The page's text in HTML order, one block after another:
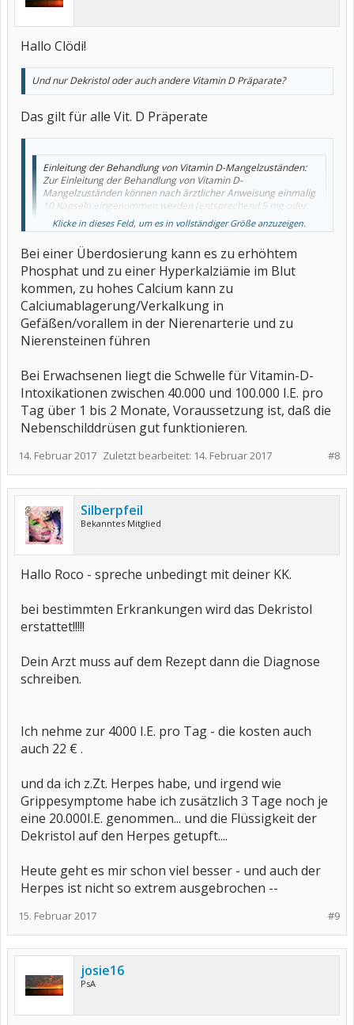
Hallo Clödi!
Und nur Dekristol oder auch andere Vitamin D Präparate?
Das gilt für alle Vit. D Präperate
Einleitung der Behandlung von Vitamin D-Mangelzuständen:
Zur Einleitung der Behandlung von Vitamin D-
Mangelzuständen können nach ärztlicher Anweisung einmalig
10 Kapseln eingenommen werden (entsprechend 5 mg oder
200.000 I.E. Vitamin D)
Eine eventuell notwendige weitere Behandlung muss
individuell vom Arzt festgelegt werden.
Während einer Langzeitbehandlung sollten die Calciumspiegel
im Blut und im Urin regelmäßig überwacht werden und die
Nierenfunktion durch Messung des Serumcreatinins überprüft
werden. Ggf. ist eine Dosisanpassung entsprechend den
Blutcalciumwerten vorzunehmen.
Klicke in dieses Feld, um es in vollständiger Größe anzuzeigen.
Bei einer Überdosierung kann es zu erhöhtem
Phosphat und zu einer Hyperkalziämie im Blut
kommen, zu hohes Calcium kann zu
Calciumablagerung/Verkalkung in
Gefäßen/vorallem in der Nierenarterie und zu
Nierensteinen führen
Bei Erwachsenen liegt die Schwelle für Vitamin-D-
Intoxikationen zwischen 40.000 und 100.000 I.E. pro
Tag über 1 bis 2 Monate, Voraussetzung ist, daß die
Nebenschilddrüsen gut funktionieren.
#8
14. Februar 2017 Zuletzt bearbeitet: 14. Februar 2017
Silberpfeil
Bekanntes Mitglied
Hallo Roco - spreche unbedingt mit deiner KK.
bei bestimmten Erkrankungen wird das Dekristol
erstattet!!!!!
Dein Arzt muss auf dem Rezept dann die Diagnose
schreiben.
Ich nehme zur 4000 I.E. pro Tag - die kosten auch
auch 22 € .
und da ich z.Zt. Herpes habe, und irgend wie
Grippesymptome habe ich zusätzlich 3 Tage noch je
eine 20.000I.E. genommen... und die Flüssigkeit der
Dekristol auf den Herpes getupft....
Heute geht es mir schon viel besser - und auch der
Herpes ist nicht so extrem ausgebrochen --
#9
15. Februar 2017
josie16
PsA